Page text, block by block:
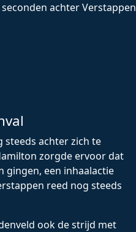
achter Verstappen
achter zich te
zorgde ervoor dat
gingen, een inhaalactie
reed nog steeds
ook de strijd met